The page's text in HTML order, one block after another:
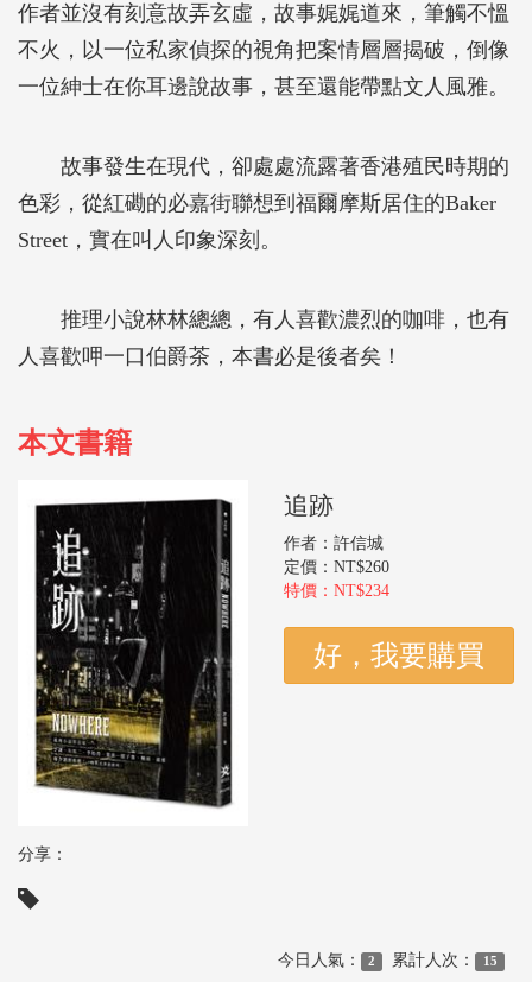
作者並沒有刻意故弄玄虛，故事娓娓道來，筆觸不慍
不火，以一位私家偵探的視角把案情層層揭破，倒像
一位紳士在你耳邊說故事，甚至還能帶點文人風雅。
故事發生在現代，卻處處流露著香港殖民時期的
色彩，從紅磡的必嘉街聯想到福爾摩斯居住的Baker
Street，實在叫人印象深刻。
推理小說林林總總，有人喜歡濃烈的咖啡，也有
人喜歡呷一口伯爵茶，本書必是後者矣！
本文書籍
追跡
作者：許信城
定價：NT$260
特價：NT$234
分享：
今日人氣： 2 累計人次： 15